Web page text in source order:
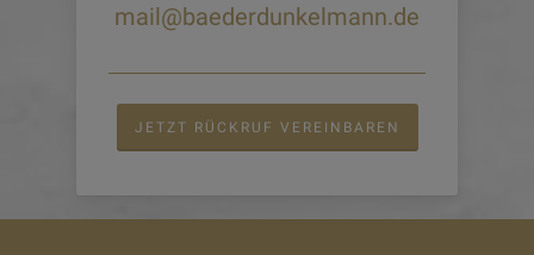
mail@baederdunkelmann.de
JETZT RÜCKRUF VEREINBAREN